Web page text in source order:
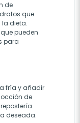
de
que
la dieta.
pueden
para
fría y añadir
de
deseada.